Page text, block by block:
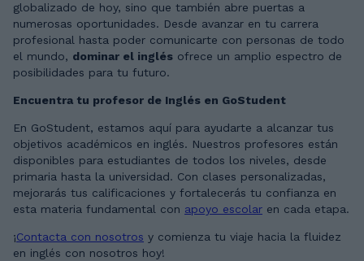
globalizado de hoy, sino que también abre puertas a
numerosas oportunidades. Desde avanzar en tu carrera
profesional hasta poder comunicarte con personas de todo
el mundo, dominar el inglés ofrece un amplio espectro de
posibilidades para tu futuro.
Encuentra tu profesor de Inglés en GoStudent
En GoStudent, estamos aquí para ayudarte a alcanzar tus
objetivos académicos en inglés. Nuestros profesores están
disponibles para estudiantes de todos los niveles, desde
primaria hasta la universidad. Con clases personalizadas,
mejorarás tus calificaciones y fortalecerás tu confianza en
esta materia fundamental con apoyo escolar en cada etapa.
¡Contacta con nosotros y comienza tu viaje hacia la fluidez
en inglés con nosotros hoy!